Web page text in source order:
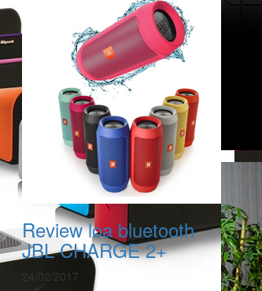
Review loa bluetooth
JBL CHARGE 2+
24/02/2017